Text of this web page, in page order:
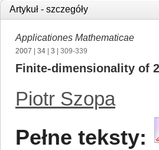
Artykuł - szczegóły
Applicationes Mathematicae
2007 34 3 | 309-339
Finite-dimensionality of
Piotr Szopa
Pełne teksty: